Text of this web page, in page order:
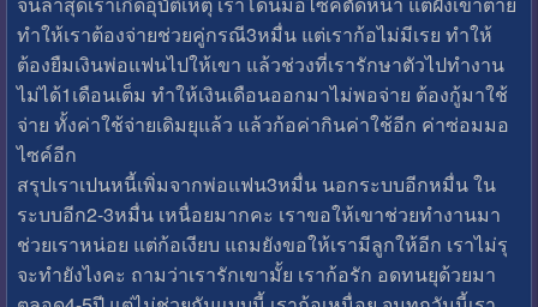
ทำให้เราต้องจ่ายช่วยคู่กรณี3หมื่น แต่เราก้อไม่มีเรย ทำให้
ต้องยืมเงินพ่อแฟนไปให้เขา แล้วช่วงที่เรารักษาตัวไปทำงาน
ไม่ได้1เดือนเต็ม ทำให้เงินเดือนออกมาไม่พอจ่าย ต้องกู้มาใช้
จ่าย ทั้งค่าใช้จ่ายเดิมยุแล้ว แล้วก้อค่ากินค่าใช้อีก ค่าซ่อมมอ
ไซค์อีก
สรุปเราเปนหนี้เพิ่มจากพ่อแฟน3หมื่น นอกระบบอีกหมื่น ใน
ระบบอีก2-3หมื่น เหนื่อยมากคะ เราขอให้เขาช่วยทำงานมา
ช่วยเราหน่อย แต่ก้อเงียบ แถมยังขอให้เรามีลูกให้อีก เราไม่รุ
จะทำยังไงคะ ถามว่าเรารักเขามั้ย เราก้อรัก อดทนยุด้วยมา